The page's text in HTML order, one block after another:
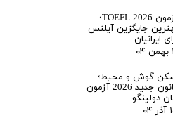
آزمون TOEFL 2026؛
جایگزین آیلتس
ایرانیان
گوش و محیط؛
قانون جدید 2026 آزمون
دولینگو